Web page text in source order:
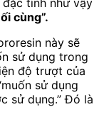
cùng”.
này sẽ
sử dụng trong
độ trượt của
sử dụng
sử dụng.” Đó là